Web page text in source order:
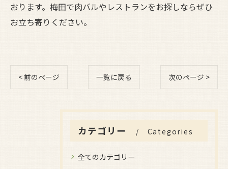
おります。梅田で肉バルやレストランをお探しならぜひ
お立ち寄りください。
< 前のページ 一覧に戻る 次のページ >
カテゴリー Categories
全てのカテゴリー